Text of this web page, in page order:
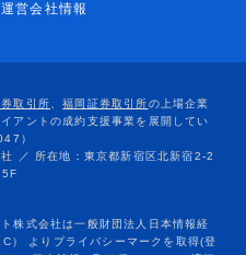
運営会社情報